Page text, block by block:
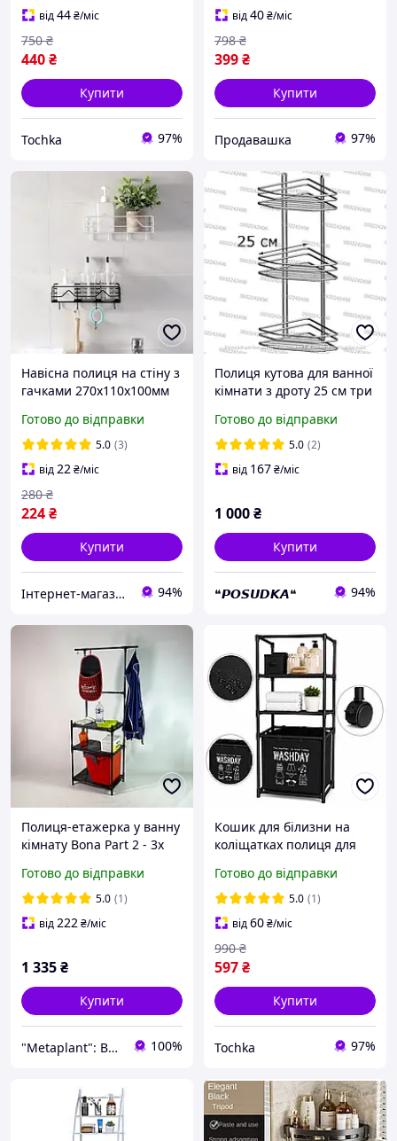
від44₴/міс
440₴
750 ₴
Купити
Tochka 97%
від40₴/міс
399₴
798 ₴
Купити
Продавашка 97%
Навісна полиця на стіну з
гачками 270х110х100мм
Готово до відправки
5.0 (3)
від22₴/міс
224₴
280 ₴
Купити
Інтернет-магазин Bigs 94%
Полиця кутова для ванної
кімнати з дроту 25 см три
Готово до відправки
5.0 (2)
від 167₴/міс
1 000₴
Купити
❝𝙋𝙊𝙎𝙐𝘿𝙆𝘼❝ 94%
Полиця-етажерка у ванну
кімнату Bona Part 2 - 3х
поличками для дрібних
речей
Готово до відправки
5.0 (1)
від222₴/міс
1 335₴
Купити
"Metaplant": Ваш сад у вашій кімнаті! 100%
Кошик для білизни на
коліщатках полиця для
компактна етажерка для
ванної кімнати стелаж
для зберігання білизни
Готово до відправки
5.0 (1)
від60₴/міс
597₴
990 ₴
Купити
Tochka 97%